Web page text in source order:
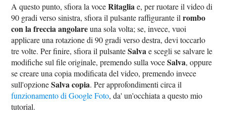
A questo punto, sfiora la voceRitagliae, per ruotare il video di
90 gradi verso sinistra, sfiora il pulsante raffigurante ilrombo
con la freccia angolareuna sola volta; se, invece, vuoi
applicare una rotazione di 90 gradi verso destra, devi toccarlo
tre volte. Per finire, sfiora il pulsanteSalvae scegli se salvare le
modifiche sul file originale, premendo sulla voceSalva, oppure
se creare una copia modificata del video, premendo invece
sull'opzioneSalva copia. Per approfondimenti circa il
funzionamento di Google Foto, da' un'occhiata a questo mio
tutorial.